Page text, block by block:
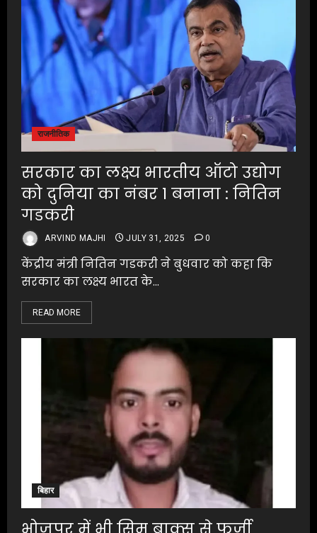
राजनीतिक
सरकार का लक्ष्य भारतीय ऑटो उद्योग
को दुनिया का नंबर 1 बनाना : नितिन
गडकरी
ARVIND MAJHI JULY 31, 2025 0
केंद्रीय मंत्री नितिन गडकरी ने बुधवार को कहा कि
सरकार का लक्ष्य भारत के...
READ MORE
बिहार